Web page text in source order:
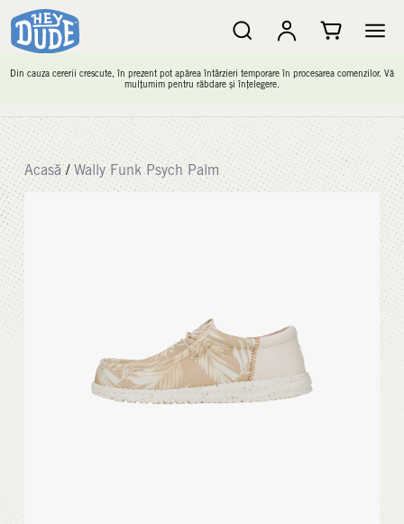
Din cauza cererii crescute, în prezent pot apărea întârzieri temporare în procesarea comenzilor. Vă
mulțumim pentru răbdare și înțelegere.
Acasă / Wally Funk Psych Palm